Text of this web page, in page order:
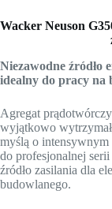
Wacker Neuson
Niezawodne źródło
idealny do pracy na
Agregat prądotwórczy
wyjątkowo
myślą o
do profesjonalnej serii
źródło zasilania dla
budowlanego.